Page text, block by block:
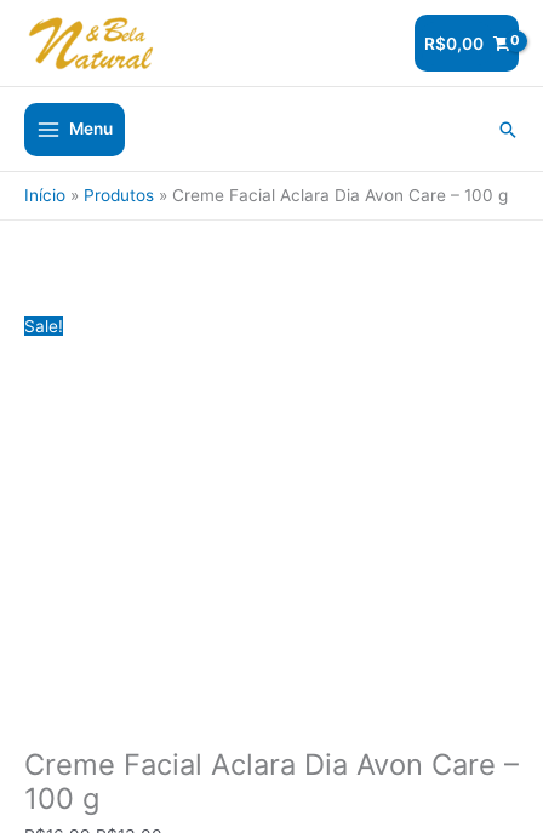
para
conteúdo
R$0,00
Menu
Início Produtos Creme Facial Aclara Dia Avon Care – 100 g
Sale!
Creme Facial Aclara Dia Avon Care –
100 g